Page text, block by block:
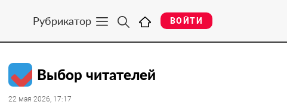
Рубрикатор ВОЙТИ
Выбор читателей
22 мая 2026, 17:17